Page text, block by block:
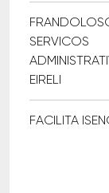
SERVICOS
EIRELI
FACILITA